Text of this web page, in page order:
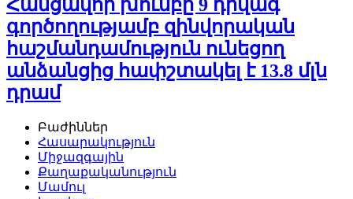
Հանցավոր խումբը 9 դրվագ
գործողությամբ զինվորական
հաշմանդամություն ունեցող
անձանցից հափշտակել է 13.8 մլն
դրամ
Բաժիններ
Հասարակություն
Միջազգային
Քաղաքականություն
Մամուլ